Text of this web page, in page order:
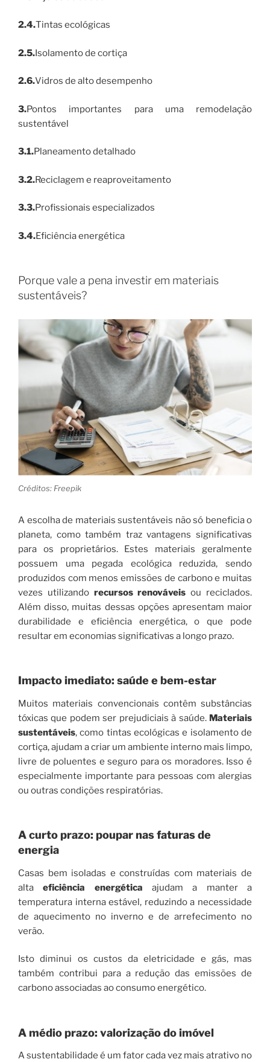
2.4.Tintas ecológicas
2.5.Isolamento de cortiça
2.6.Vidros de alto desempenho
3.Pontos importantes para uma remodelação
sustentável
3.1.Planeamento detalhado
3.2.Reciclagem e reaproveitamento
3.3.Profissionais especializados
3.4.Eficiência energética
Porque vale a pena investir em materiais
sustentáveis?
Créditos: Freepik
A escolha de materiais sustentáveis não só beneficia o
planeta, como também traz vantagens significativas
para os proprietários. Estes materiais geralmente
possuem uma pegada ecológica reduzida, sendo
produzidos com menos emissões de carbono e muitas
vezes utilizando recursos renováveis ou reciclados.
Além disso, muitas dessas opções apresentam maior
durabilidade e eficiência energética, o que pode
resultar em economias significativas a longo prazo.
Impacto imediato: saúde e bem-estar
Muitos materiais convencionais contêm substâncias
tóxicas que podem ser prejudiciais à saúde. Materiais
sustentáveis, como tintas ecológicas e isolamento de
cortiça, ajudam a criar um ambiente interno mais limpo,
livre de poluentes e seguro para os moradores. Isso é
especialmente importante para pessoas com alergias
ou outras condições respiratórias.
A curto prazo: poupar nas faturas de
energia
Casas bem isoladas e construídas com materiais de
altaeficiência energética ajudam a manter a
temperatura interna estável, reduzindo a necessidade
de aquecimento no inverno e de arrefecimento no
verão.
Isto diminui os custos da eletricidade e gás, mas
também contribui para a redução das emissões de
carbono associadas ao consumo energético.
A médio prazo: valorização do imóvel
A sustentabilidade é um fator cada vez mais atrativo no